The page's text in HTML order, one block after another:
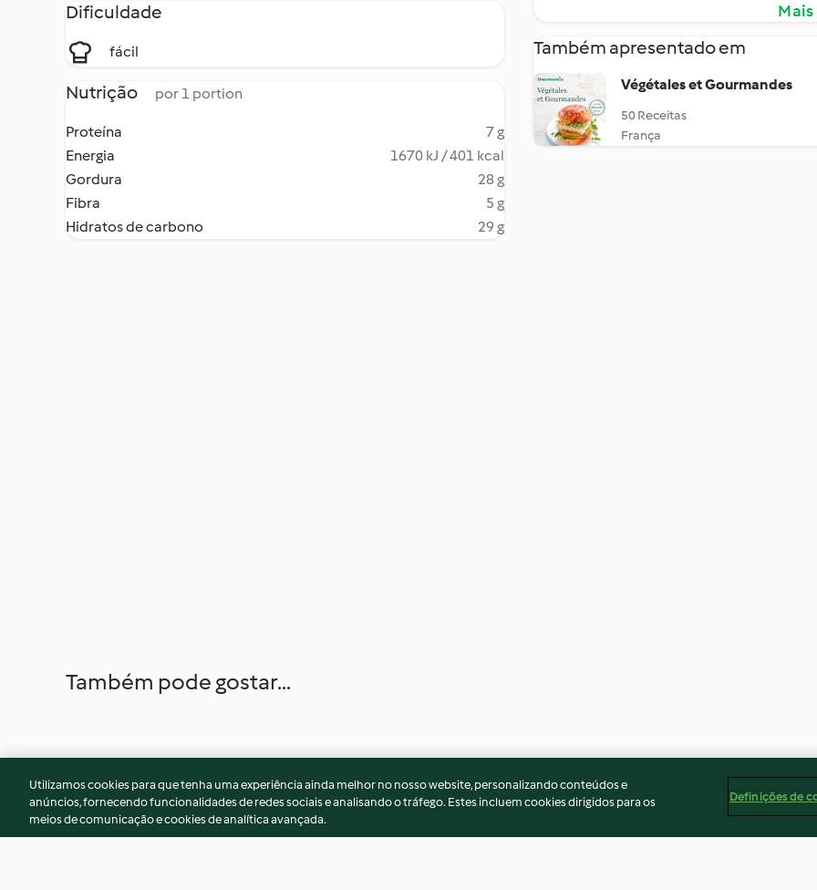
Dificuldade
fácil
Nutrição por 1 portion
Proteína
7 g
Energia
1670 kJ / 401 kcal
Gordura
28 g
Fibra
5 g
Hidratos de carbono
29 g
Também apresentado em
Végétales et Gourmandes
50 Receitas
França
Também pode gostar...
Utilizamos cookies para que tenha uma experiência ainda melhor no nosso website, personalizando conteúdos e
anúncios, fornecendo funcionalidades de redes sociais e analisando o tráfego. Estes incluem cookies dirigidos para os
meios de comunicação e cookies de analítica avançada.
Definições de